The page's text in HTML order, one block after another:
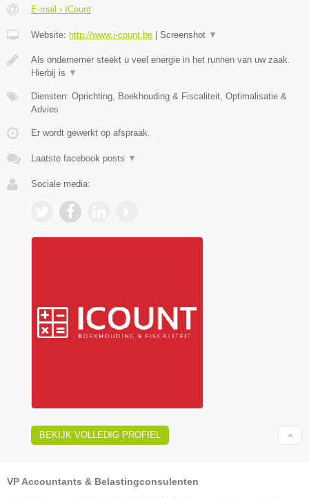
E-mail › ICount
Website: http://www.i-count.be Screenshot ▼
Als ondernemer steekt u veel energie in het runnen van uw zaak.
Hierbij is ▼
Diensten: Oprichting, Boekhouding & Fiscaliteit, Optimalisatie &
Advies
Er wordt gewerkt op afspraak.
Laatste facebook posts ▼
Sociale media:
BEKIJK VOLLEDIG PROFIEL
VP Accountants & Belastingconsulenten